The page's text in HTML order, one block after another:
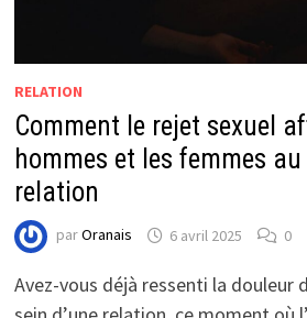
RELATION
Comment le rejet sexuel
hommes et les femmes au
relation
parOranais 6 avril 2025 0
Avez-vous déjà ressenti la douleur